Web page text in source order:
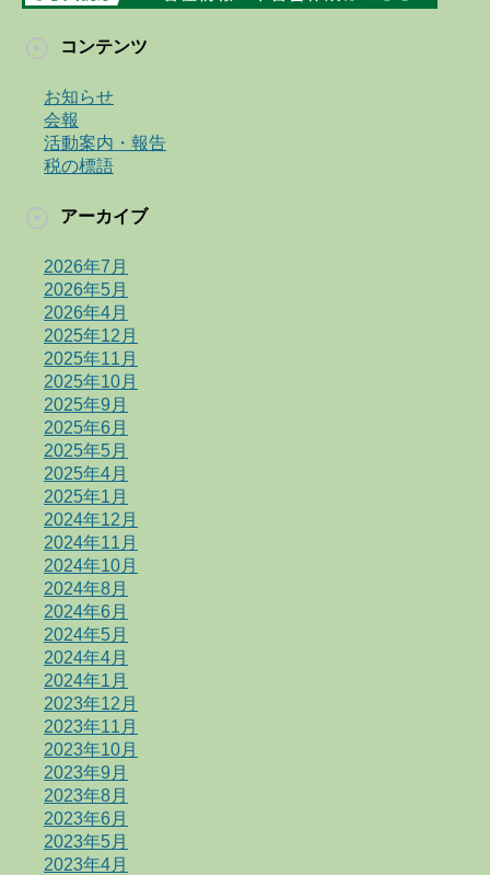
コンテンツ
お知らせ
会報
活動案内・報告
税の標語
アーカイブ
2026年7月
2026年5月
2026年4月
2025年12月
2025年11月
2025年10月
2025年9月
2025年6月
2025年5月
2025年4月
2025年1月
2024年12月
2024年11月
2024年10月
2024年8月
2024年6月
2024年5月
2024年4月
2024年1月
2023年12月
2023年11月
2023年10月
2023年9月
2023年8月
2023年6月
2023年5月
2023年4月